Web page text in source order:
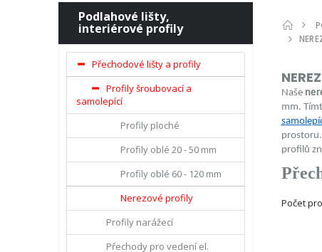
Podlahové lišty,
interiérové profily
Přechodové lišty a profily
Profily šroubovací a
samolepící
Profily ploché
Profily oblé 20 - 50 mm
Profily oblé 60 - 120 mm
Nerezové profily
Profily narážecí
Přechody pro vedení el.
Naše
mm.
profilů
Počet